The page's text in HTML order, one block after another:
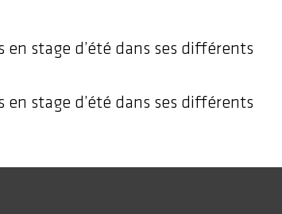
en stage d’été dans ses différents
en stage d’été dans ses différents